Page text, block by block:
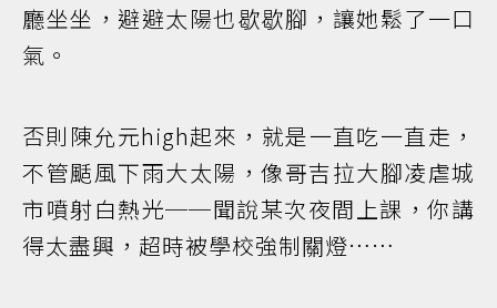
廳坐坐，避避太陽也歇歇腳，讓她鬆了一口
氣。
否則陳允元high起來，就是一直吃一直走，
不管颳風下雨大太陽，像哥吉拉大腳凌虐城
市噴射白熱光──聞說某次夜間上課，你講
得太盡興，超時被學校強制關燈……